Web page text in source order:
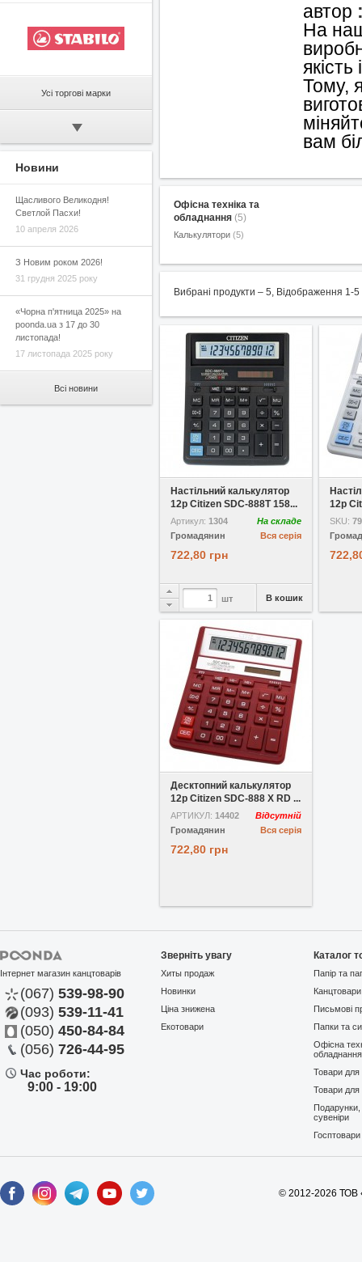
Усі торгові марки
Новини
Щасливого Великодня!
Светлой Пасхи!
10 апреля 2026
З Новим роком 2026!
31 грудня 2025 року
«Чорна п'ятница 2025» на
poonda.ua з 17 до 30
листопада!
17 листопада 2025 року
Всі новини
автор
На
Тому,
вам
Офісна техніка та
обладнання (5)
Калькулятори (5)
Вибрані продукти – 5, Відображення 1-5
У обране
Настільний калькулятор
12p Citizen SDC-888T 158...
Артикул: 1304
На складе
Вся серія
Громадянин
722,80 грн
шт В кошик
12p
SKU:
У обране
Десктопний калькулятор
12p Citizen SDC-888 X RD ...
АРТИКУЛ: 14402
Відсутній
Вся серія
Громадянин
722,80 грн
Інтернет магазин канцтоварів
(067) 539-98-90
(093) 539-11-41
(050) 450-84-84
(056) 726-44-95
Час роботи:
9:00 - 19:00
Зверніть увагу
Хиты продаж
Новинки
Ціна знижена
Екотовари
Каталог
Папір та
Канцтовари
Письмові
Папки та
Офісна
обладнання
Товари
Товари для
Подарунки,
сувеніри
© 2012-2026 ТОВ